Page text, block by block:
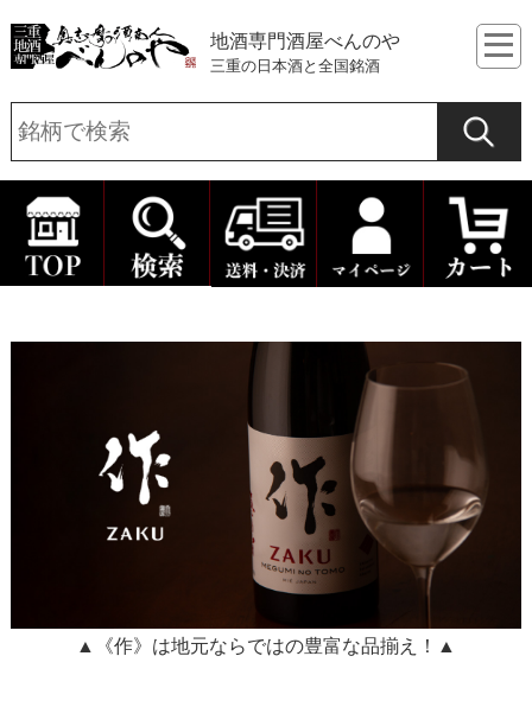
地酒専門酒屋べんのや
三重の日本酒と全国銘酒
▲《作》は地元ならではの豊富な品揃え！▲